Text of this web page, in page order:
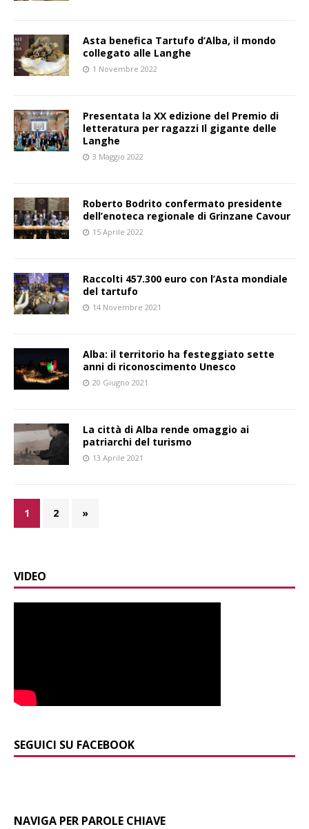
Asta benefica Tartufo d’Alba, il mondo
collegato alle Langhe
1 Novembre 2022
Presentata la XX edizione del Premio di
letteratura per ragazzi Il gigante delle
Langhe
3 Maggio 2022
Roberto Bodrito confermato presidente
dell’enoteca regionale di Grinzane Cavour
15 Aprile 2022
Raccolti 457.300 euro con l’Asta mondiale
del tartufo
14 Novembre 2021
Alba: il territorio ha festeggiato sette
anni di riconoscimento Unesco
20 Giugno 2021
La città di Alba rende omaggio ai
patriarchi del turismo
13 Aprile 2021
1 2 »
VIDEO
SEGUICI SU FACEBOOK
NAVIGA PER PAROLE CHIAVE